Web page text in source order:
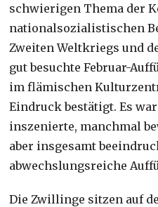
schwierigen Thema der
nationalsozialistischen
Zweiten Weltkriegs und
gut besuchte Februar-
im flämischen
Eindruck bestätigt. Es
inszenierte, manchmal
aber insgesamt
abwechslungsreiche
Die Zwillinge sitzen auf